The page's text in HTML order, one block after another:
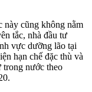
này cũng không nằm
tắc, nhà đầu tư
vực dưỡng lão tại
hạn chế đặc thù và
trong nước theo